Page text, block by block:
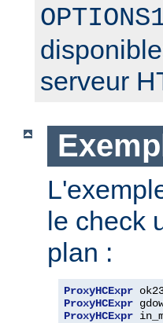
serveur
le check
plan :
ProxyHCExpr
ProxyHCExpr
ProxyHCExpr